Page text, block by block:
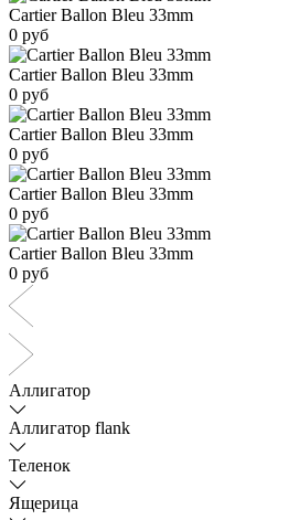
Cartier Ballon Bleu 33mm
0 руб
Cartier Ballon Bleu 33mm
0 руб
Cartier Ballon Bleu 33mm
0 руб
Cartier Ballon Bleu 33mm
0 руб
Cartier Ballon Bleu 33mm
0 руб
Аллигатор
Аллигатор flank
Теленок
Ящерица